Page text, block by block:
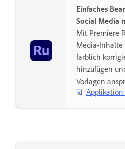
Einfaches
Social Media
Mit Premiere
Media-Inhalte
farblich
hinzufügen
Vorlagen